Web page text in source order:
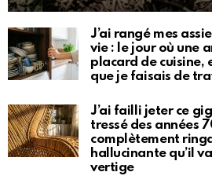
J’ai rangé mes
vie : le jour où une
placard de cuisine,
que je faisais de
J’ai failli jeter ce
tressé des années
complètement
hallucinante qu’il
vertige